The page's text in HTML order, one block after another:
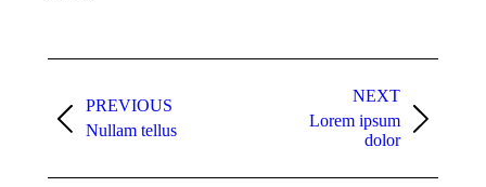
navigation
PREVIOUS
Previous
Nullam tellus
NEXT
Lorem ipsum
dolor